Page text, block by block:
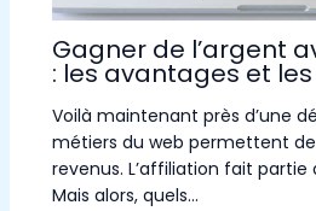
Gagner de l’argent
: les avantages et
Voilà maintenant près d’une
métiers du web permettent
revenus. L’affiliation fait
Mais alors, quels…